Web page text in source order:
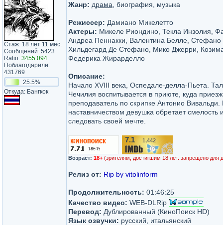
Стаж: 18 лет 11 мес.
Сообщений: 5423
Ratio: 3455.094
Поблагодарили:
431769
25.5%
Откуда: Бангкок
Жанр: драма , биография, музыка
Режиссер: Дамиано Микелетто
Актеры: Микеле Риондино, Текла Инзолия,
Андреа Пеннакки, Валентина Белле, Стефано
Хильдегард Де Стефано, Мико Джерри,
Федерика Жирарделло
Описание:
Начало XVIII века, Оспедале-делла-Пьета.
Чечилия воспитывается в приюте, куда
преподаватель по скрипке Антонио Вивальди.
наставничеством девушка обретает смелость
следовать своей мечте.
7.1 1,442
Возраст: 18+ (зрителям, достигшим 18 лет. запрещено для
Релиз от: Rip by vitolinform
Продолжительность: 01:46:25
Качество видео: WEB-DLRip
Перевод: Дублированный (КиноПоиск HD)
Язык озвучки: русский, итальянский